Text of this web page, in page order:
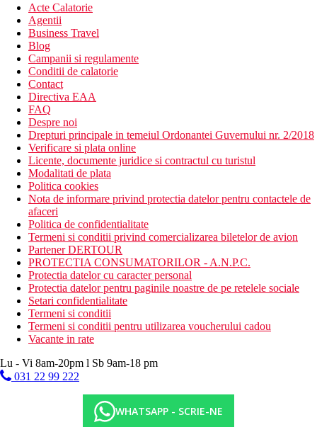
Acte Calatorie
Agentii
Business Travel
Blog
Campanii si regulamente
Conditii de calatorie
Contact
Directiva EAA
FAQ
Despre noi
Drepturi principale in temeiul Ordonantei Guvernului nr. 2/2018
Verificare si plata online
Licente, documente juridice si contractul cu turistul
Modalitati de plata
Politica cookies
Nota de informare privind protectia datelor pentru contactele de
afaceri
Politica de confidentialitate
Termeni si conditii privind comercializarea biletelor de avion
Partener DERTOUR
PROTECTIA CONSUMATORILOR - A.N.P.C.
Protectia datelor cu caracter personal
Protectia datelor pentru paginile noastre de pe retelele sociale
Setari confidentialitate
Termeni si conditii
Termeni si conditii pentru utilizarea voucherului cadou
Vacante in rate
Lu - Vi 8am-20pm l Sb 9am-18 pm
031 22 99 222
WHATSAPP - SCRIE-NE